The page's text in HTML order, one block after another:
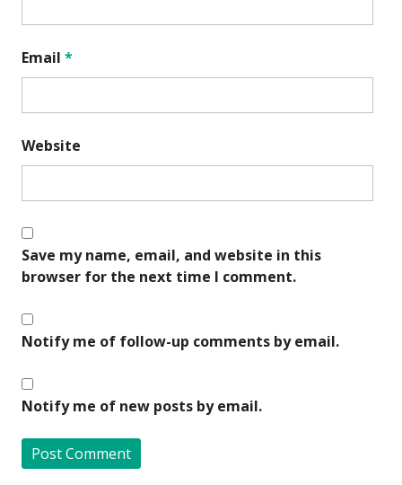
Email *
Website
Save my name, email, and website in this
browser for the next time I comment.
Notify me of follow-up comments by email.
Notify me of new posts by email.